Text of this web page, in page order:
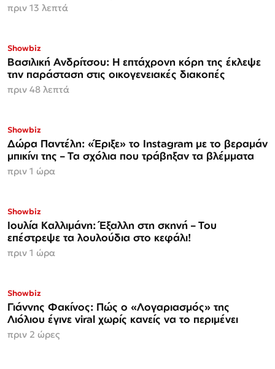
πριν 13 λεπτά
Showbiz
Βασιλική Ανδρίτσου: Η επτάχρονη κόρη της έκλεψε
την παράσταση στις οικογενειακές διακοπές
πριν 48 λεπτά
Showbiz
Δώρα Παντέλη: «Έριξε» το Instagram με το βεραμάν
μπικίνι της – Τα σχόλια που τράβηξαν τα βλέμματα
πριν 1 ώρα
Showbiz
Ιουλία Καλλιμάνη: Έξαλλη στη σκηνή – Του
επέστρεψε τα λουλούδια στο κεφάλι!
πριν 1 ώρα
Showbiz
Γιάννης Φακίνος: Πώς ο «Λογαριασμός» της
Λιόλιου έγινε viral χωρίς κανείς να το περιμένει
πριν 2 ώρες